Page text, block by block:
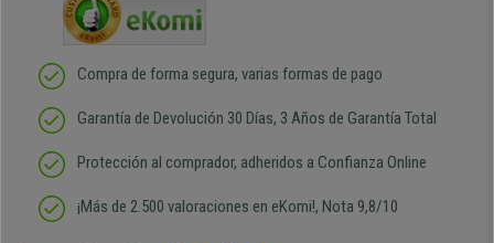
Compra de forma segura, varias formas de pago
Garantía de Devolución 30 Días, 3 Años de Garantía Total
Protección al comprador, adheridos a Confianza Online
¡Más de 2.500 valoraciones en eKomi!, Nota 9,8/10